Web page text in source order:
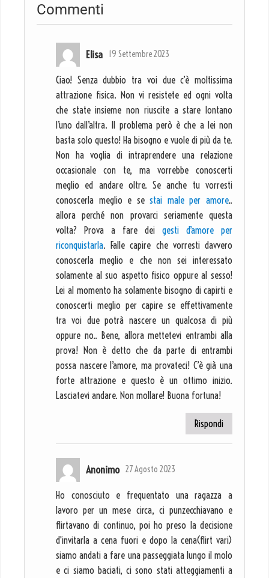
Commenti
Elisa 19 Settembre 2023
Ciao! Senza dubbio tra voi due c’è moltissima
attrazione fisica. Non vi resistete ed ogni volta
che state insieme non riuscite a stare lontano
l’uno dall’altra. Il problema però è che a lei non
basta solo questo! Ha bisogno e vuole di più da te.
Non ha voglia di intraprendere una relazione
occasionale con te, ma vorrebbe conoscerti
meglio ed andare oltre. Se anche tu vorresti
conoscerla meglio e sestai male per amore..
allora perché non provarci seriamente questa
volta? Prova a fare dei gesti d’amore per
riconquistarla. Falle capire che vorresti davvero
conoscerla meglio e che non sei interessato
solamente al suo aspetto fisico oppure al sesso!
Lei al momento ha solamente bisogno di capirti e
conoscerti meglio per capire se effettivamente
tra voi due potrà nascere un qualcosa di più
oppure no.. Bene, allora mettetevi entrambi alla
prova! Non è detto che da parte di entrambi
possa nascere l’amore, ma provateci! C’è già una
forte attrazione e questo è un ottimo inizio.
Lasciatevi andare. Non mollare! Buona fortuna!
Rispondi
Anonimo 27 Agosto 2023
Ho conosciuto e frequentato una ragazza a
lavoro per un mese circa, ci punzecchiavano e
flirtavano di continuo, poi ho preso la decisione
d'invitarla a cena fuori e dopo la cena(flirt vari)
siamo andati a fare una passeggiata lungo il molo
e ci siamo baciati, ci sono stati atteggiamenti a